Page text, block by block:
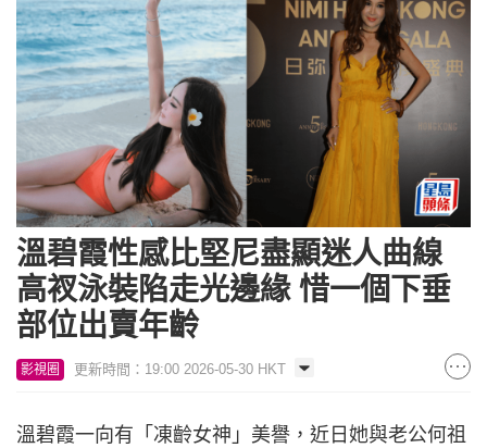
溫碧霞性感比堅尼盡顯迷人曲線
高衩泳裝陷走光邊緣 惜一個下垂
部位出賣年齡
影視圈 更新時間：19:00 2026-05-30 HKT
溫碧霞一向有「凍齡女神」美譽，近日她與老公何祖